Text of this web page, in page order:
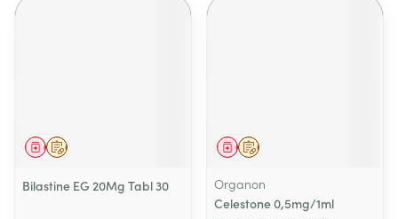
Op voorschrift
Geneesmiddel
Bilastine EG 20Mg Tabl 30
Op voorschrift
Geneesmiddel
Organon
Celestone 0,5mg/1ml